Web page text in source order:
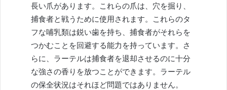
長い爪があります。これらの爪は、穴を掘り、
捕食者と戦うために使用されます。これらのタ
フな哺乳類は鋭い歯を持ち、捕食者がそれらを
つかむことを回避する能力を持っています。さ
らに、ラーテルは捕食者を退却させるのに十分
な強さの香りを放つことができます。ラーテル
の保全状況はそれほど問題ではありません。